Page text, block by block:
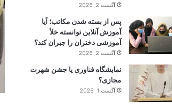
آگست 2, 2026
پس از بسته شدن مکاتب؛ آیا
آموزش آنلاین توانسته خلأ
آموزشی دختران را جبران کند؟
آگست 2, 2026
نمایشگاه فناوری یا جشن شهرت
مجازی؟
آگست 1, 2026